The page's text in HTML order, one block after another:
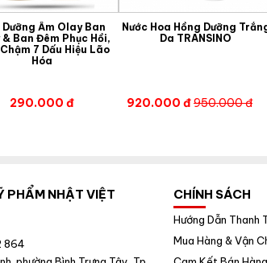
Dưỡng Ẩm Olay Ban
& Ban Đêm Phục Hồi,
7 Dấu Hiệu Lão
Hóa
290.000 đ
Nước Hoa Hồng Dưỡng
Da TRANSINO
920.000 đ950.000 đ
PHẨM NHẬT VIỆT
864
CHÍNH SÁCH
Hướng Dẫn Thanh
Mua Hàng & Vận